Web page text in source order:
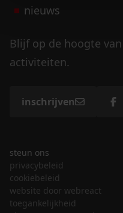
nieuws
Blijf op de hoogte
activiteiten.
inschrijven
steun ons
privacybeleid
cookiebeleid
website door webreact
toegankelijkheid